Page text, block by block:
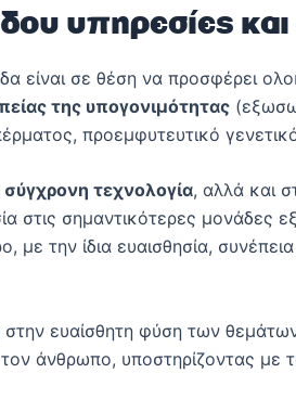
υπηρεσίες
είναι σε θέση να προσφέρει
της υπογονιμότητας
προεμφυτευτικό
σύγχρονη τεχνολογία, αλλά και
στις σημαντικότερες
με την ίδια ευαισθησία,
στην ευαίσθητη φύση των
άνθρωπο, υποστηρίζοντας με